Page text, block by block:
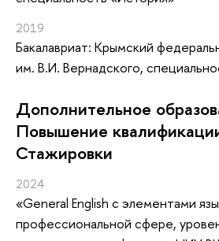
2019
Бакалавриат: Крымский
им. В.И. Вернадского,
Дополнительное
Повышение
Стажировки
2024
«General English с элементами
профессиональной сфере,